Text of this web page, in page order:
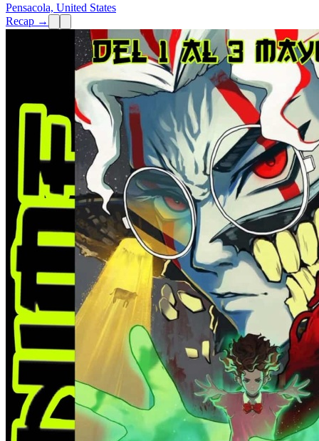
Pensacola, United States
Recap →